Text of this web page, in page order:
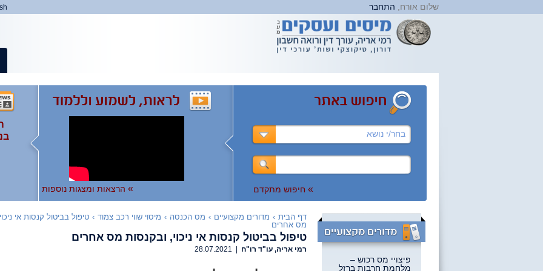
שלום אורח, התחבר
בחר/י נושא
» חיפוש מתקדם » הרצאות ומצגות נוספות
פיצויי מס רכוש –
מלחמת חרבות ברזל
דף הבית › מדורים מקצועיים › מס הכנסה › מיסוי שווי רכב צמוד › טיפול בביטול קנסות אי
מס אחרים
טיפול בביטול קנסות אי ניכוי, ובקנסות מס אחרים
רמי אריה, עו"ד רו"ח